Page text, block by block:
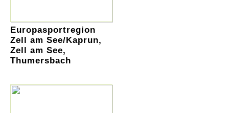
Europasportregion
Zell am See/Kaprun,
Zell am See,
Thumersbach